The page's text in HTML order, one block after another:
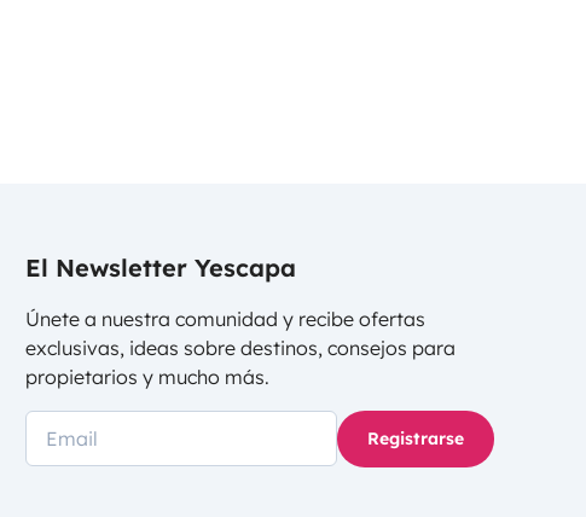
El Newsletter Yescapa
Únete a nuestra comunidad y recibe ofertas
exclusivas, ideas sobre destinos, consejos para
propietarios y mucho más.
Registrarse